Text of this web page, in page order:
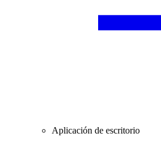
Aplicación de escritorio